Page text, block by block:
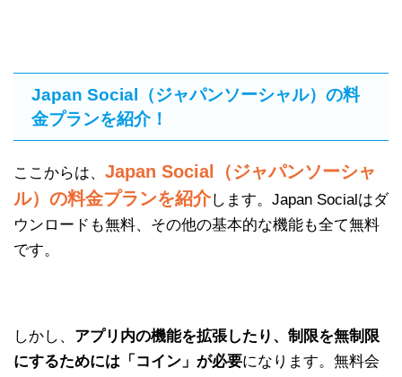
Japan Social（ジャパンソーシャル）の料
金プランを紹介！
ここからは、 Japan Social（ジャパンソーシャ
ル）の料金プランを紹介します。Japan Socialはダ
ウンロードも無料、その他の基本的な機能も全て無料
です。
しかし、 アプリ内の機能を拡張したり、制限を無制限
にするためには「コイン」が必要になります。無料会